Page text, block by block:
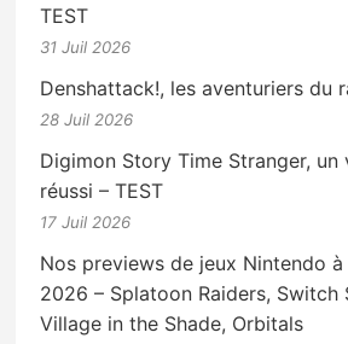
TEST
31 Juil 2026
Denshattack!, les aventuriers du
28 Juil 2026
Digimon Story Time Stranger,
réussi – TEST
17 Juil 2026
Nos previews de jeux Nintendo
2026 – Splatoon Raiders, Switch
Village in the Shade, Orbitals